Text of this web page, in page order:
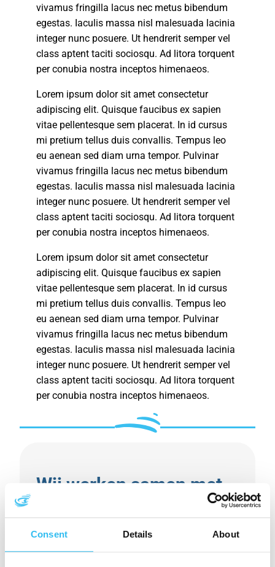
Consent Details About
vivamus fringilla lacus nec metus bibendum
egestas. Iaculis massa nisl malesuada lacinia
integer nunc posuere. Ut hendrerit semper vel
class aptent taciti sociosqu. Ad litora torquent
per conubia nostra inceptos himenaeos.
Lorem ipsum dolor sit amet consectetur
adipiscing elit. Quisque faucibus ex sapien
vitae pellentesque sem placerat. In id cursus
mi pretium tellus duis convallis. Tempus leo
eu aenean sed diam urna tempor. Pulvinar
vivamus fringilla lacus nec metus bibendum
egestas. Iaculis massa nisl malesuada lacinia
integer nunc posuere. Ut hendrerit semper vel
class aptent taciti sociosqu. Ad litora torquent
per conubia nostra inceptos himenaeos.
Lorem ipsum dolor sit amet consectetur
adipiscing elit. Quisque faucibus ex sapien
vitae pellentesque sem placerat. In id cursus
mi pretium tellus duis convallis. Tempus leo
eu aenean sed diam urna tempor. Pulvinar
vivamus fringilla lacus nec metus bibendum
egestas. Iaculis massa nisl malesuada lacinia
integer nunc posuere. Ut hendrerit semper vel
class aptent taciti sociosqu. Ad litora torquent
per conubia nostra inceptos himenaeos.
Wij werken samen met